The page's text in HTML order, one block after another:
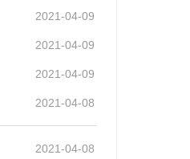
2021-04-09
2021-04-09
2021-04-09
2021-04-08
2021-04-08